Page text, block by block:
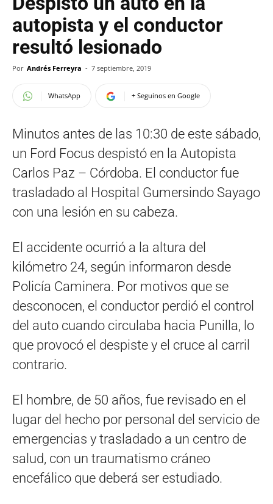
autopista y el conductor
resultó lesionado
Por Andrés Ferreyra - 7 septiembre, 2019
WhatsApp + Seguinos en Google
Minutos antes de las 10:30 de este sábado,
un Ford Focus despistó en la Autopista
Carlos Paz – Córdoba. El conductor fue
trasladado al Hospital Gumersindo Sayago
con una lesión en su cabeza.
El accidente ocurrió a la altura del
kilómetro 24, según informaron desde
Policía Caminera. Por motivos que se
desconocen, el conductor perdió el control
del auto cuando circulaba hacia Punilla, lo
que provocó el despiste y el cruce al carril
contrario.
El hombre, de 50 años, fue revisado en el
lugar del hecho por personal del servicio de
emergencias y trasladado a un centro de
salud, con un traumatismo cráneo
encefálico que deberá ser estudiado.